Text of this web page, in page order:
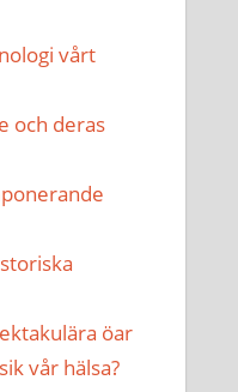
vårt
och deras
öar
vår hälsa?